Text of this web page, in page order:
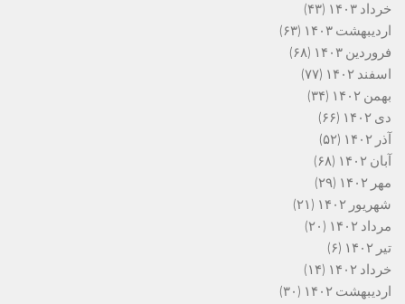
خرداد ۱۴۰۳
(۴۳)
اردیبهشت ۱۴۰۳
(۶۳)
فروردین ۱۴۰۳
(۶۸)
اسفند ۱۴۰۲
(۷۷)
بهمن ۱۴۰۲
(۳۴)
دی ۱۴۰۲
(۶۶)
آذر ۱۴۰۲
(۵۲)
آبان ۱۴۰۲
(۶۸)
مهر ۱۴۰۲
(۲۹)
شهریور ۱۴۰۲
(۲۱)
مرداد ۱۴۰۲
(۲۰)
تیر ۱۴۰۲
(۶)
خرداد ۱۴۰۲
(۱۴)
اردیبهشت ۱۴۰۲
(۳۰)